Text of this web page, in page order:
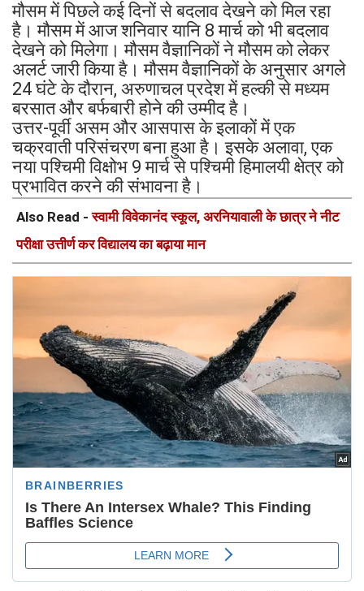
मौसम में पिछले कई दिनों से बदलाव देखने को मिल रहा
है। मौसम में आज शनिवार यानि 8 मार्च को भी बदलाव
देखने को मिलेगा। मौसम वैज्ञानिकों ने मौसम को लेकर
अलर्ट जारी किया है। मौसम वैज्ञानिकों के अनुसार अगले
24 घंटे के दौरान, अरुणाचल प्रदेश में हल्की से मध्यम
बरसात और बर्फबारी होने की उम्मीद है।
उत्तर-पूर्वी असम और आसपास के इलाकों में एक
चक्रवाती परिसंचरण बना हुआ है। इसके अलावा, एक
नया पश्चिमी विक्षोभ 9 मार्च से पश्चिमी हिमालयी क्षेत्र को
प्रभावित करने की संभावना है।
Also Read -स्वामी विवेकानंद स्कूल, अरनियावाली के छात्र ने नीट
परीक्षा उत्तीर्ण कर विद्यालय का बढ़ाया मान